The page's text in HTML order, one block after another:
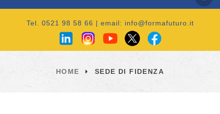
Tel. 0521 98 58 66 | email: info@formafuturo.it
HOME SEDE DI FIDENZA